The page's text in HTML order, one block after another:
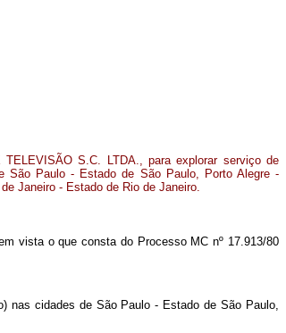
S.C. LTDA., para explorar serviço de
São Paulo - Estado de São Paulo, Porto Alegre -
Janeiro - Estado de Rio de Janeiro.
vista o que consta do Processo MC nº 17.913/80
nas cidades de São Paulo - Estado de São Paulo,